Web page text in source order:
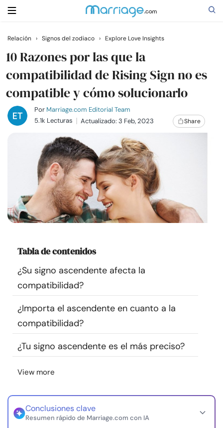
Buscar
Casarse
Relaciones
Cursos
Comunidad
Encuentra un terapeuta
nosotros
Relación › Signos del zodiaco › Explore Love Insights
10 Razones por las que la
compatibilidad de Rising Sign no es
compatible y cómo solucionarlo
Por Marriage.com Editorial Team
5.1k Lecturas
Actualizado: 3 Feb, 2023 Share
Tabla de contenidos
¿Su signo ascendente afecta la
compatibilidad?
¿Importa el ascendente en cuanto a la
compatibilidad?
¿Tu signo ascendente es el más preciso?
View more
Conclusiones clave
Resumen rápido de Marriage.com con IA